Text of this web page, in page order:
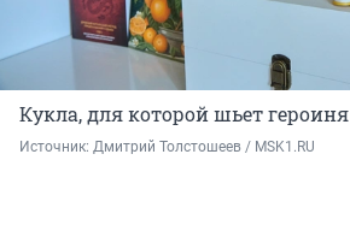
Кукла, для которой шьет героиня
Источник: Дмитрий Толстошеев / MSK1.RU